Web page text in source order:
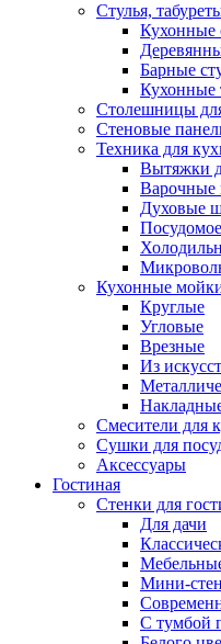
Стулья,
Кухонные
Барные
Кухонные
Столешницы
Стеновые
Техника для
Вытяжки
Варочные
Духовые
Кухонные
Круглые
Угловые
Врезные
Из
Смесители для
Сушки для
Аксессуары
Гостиная
Стенки для
Для дачи
Мини-
С тумбой